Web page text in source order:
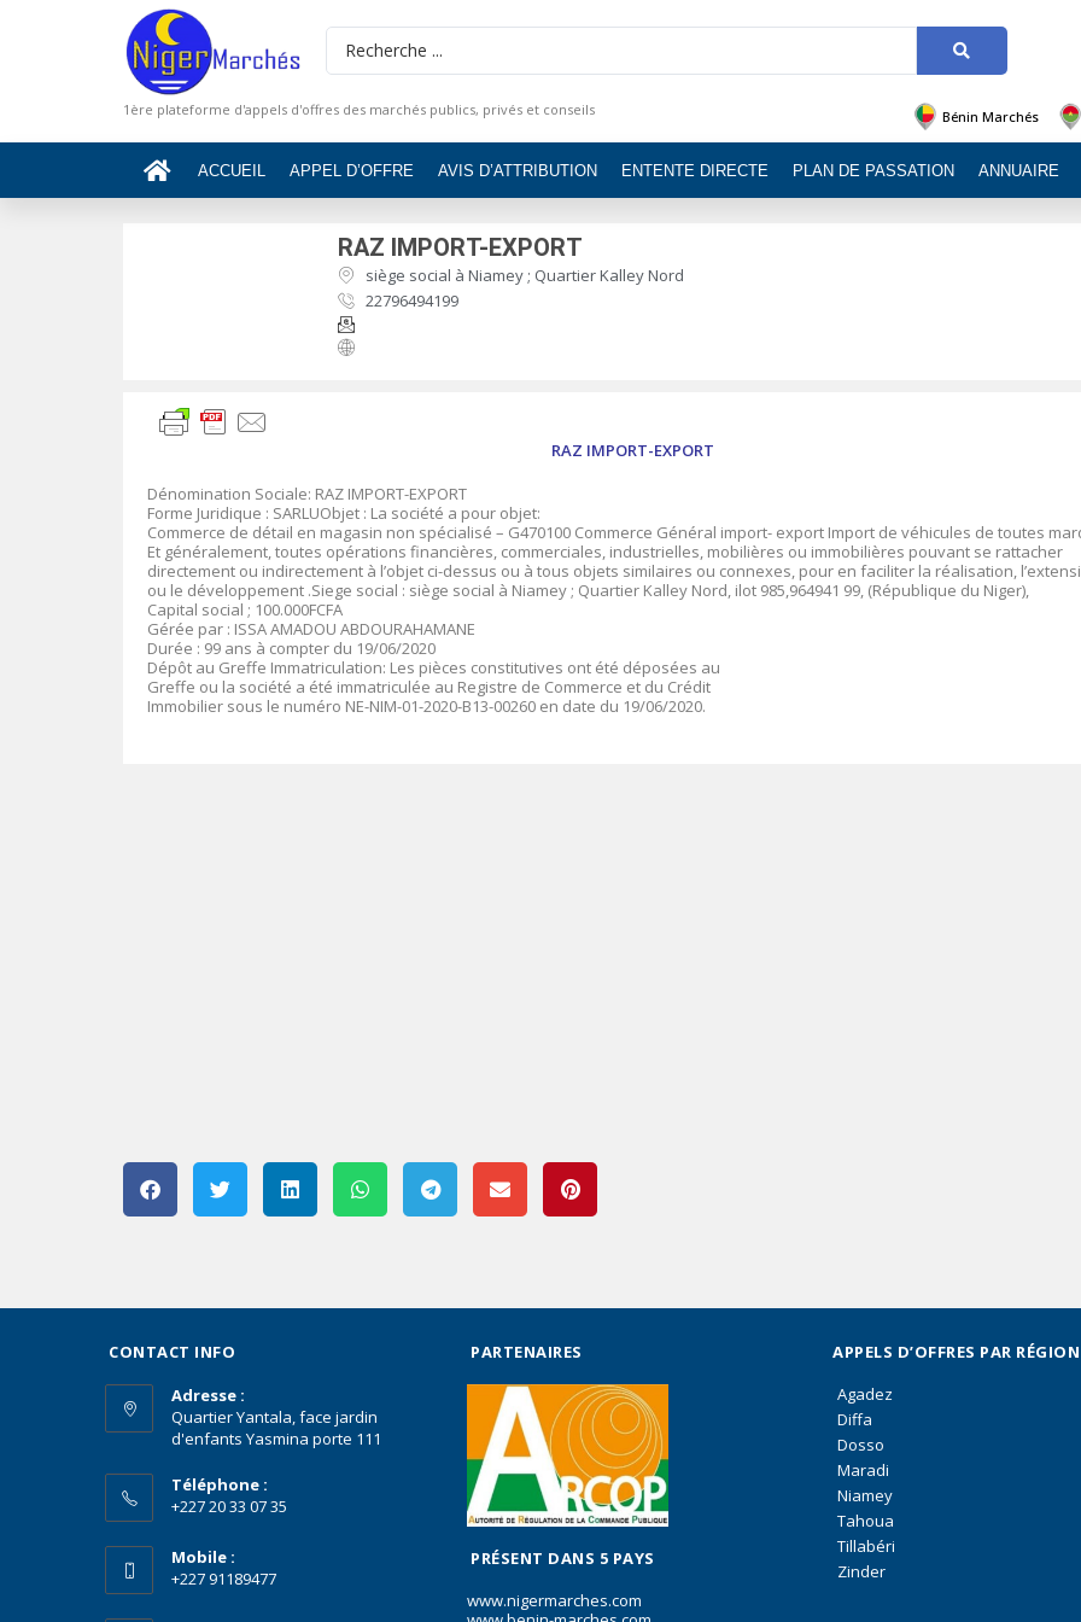
1ère plateforme d'appels d'offres des marchés publics, privés et conseils Bénin Marchés
ACCUEIL APPEL D’OFFRE AVIS D’ATTRIBUTION ENTENTE DIRECTE PLAN DE PASSATION ANNUAIRE
RAZ IMPORT-EXPORT
siège social à Niamey ; Quartier Kalley Nord
22796494199
RAZ IMPORT-EXPORT
Dénomination Sociale: RAZ IMPORT-EXPORT
Forme Juridique : SARLUObjet : La société a pour objet:
Commerce de détail en magasin non spécialisé – G470100 Commerce Général import- export Import de véhicules de toutes
Et généralement, toutes opérations financières, commerciales, industrielles, mobilières ou immobilières pouvant se rattacher
directement ou indirectement à l’objet ci-dessus ou à tous objets similaires ou connexes, pour en faciliter la réalisation,
ou le développement .Siege social : siège social à Niamey ; Quartier Kalley Nord, ilot 985,964941 99, (République du Niger),
Capital social ; 100.000FCFA
Gérée par : ISSA AMADOU ABDOURAHAMANE
Durée : 99 ans à compter du 19/06/2020
Dépôt au Greffe Immatriculation: Les pièces constitutives ont été déposées au
Greffe ou la société a été immatriculée au Registre de Commerce et du Crédit
Immobilier sous le numéro NE-NIM-01-2020-B13-00260 en date du 19/06/2020.
CONTACT INFO
Adresse :
Quartier Yantala, face jardin
d'enfants Yasmina porte 111
Téléphone :
+227 20 33 07 35
Mobile :
+227 91189477
PARTENAIRES
PRÉSENT DANS 5 PAYS
www.nigermarches.com
APPELS D’OFFRES PAR RÉGION
Agadez
Diffa
Dosso
Maradi
Niamey
Tahoua
Tillabéri
Zinder